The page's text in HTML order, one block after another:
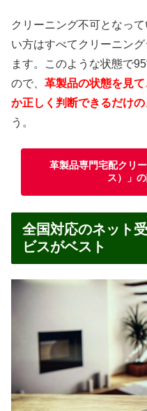
クリーニング不可となっ
い方はすべてクリーニン
ます。このような状態で
ので、 革製品の状態を見
か正しく判断できるだけ
う。
革製品専門宅配クリ
ス）」
全国対応のネット
ビスがベスト